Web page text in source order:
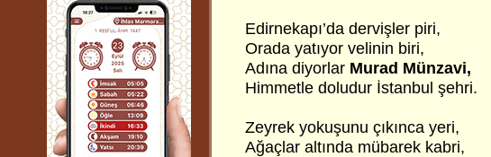
Edirnekapı’da dervişler piri,
Orada yatıyor velinin biri,
Adına diyorlar Murad Münzavi,
Himmetle doludur İstanbul şehri.
Zeyrek yokuşunu çıkınca yeri,
Ağaçlar altında mübarek kabri,